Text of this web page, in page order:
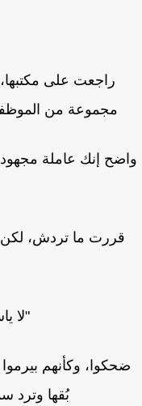
راجعت على مكتبها،
مجموعة من
إنك عاملة مجهود
قررت ما تردش، لكن
"لا
وكأنهم بيرموا
بُقها وترد